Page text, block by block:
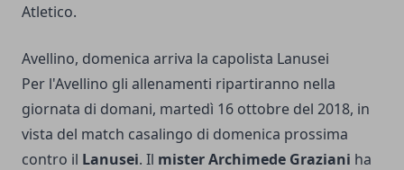
Atletico.
Avellino, domenica arriva la capolista Lanusei
Per l'Avellino gli allenamenti ripartiranno nella
giornata di domani, martedì 16 ottobre del 2018, in
vista del match casalingo di domenica prossima
contro il Lanusei. Il mister Archimede Graziani ha